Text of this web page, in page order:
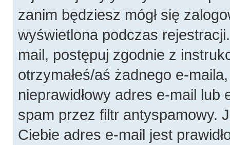
zanim będziesz mógł się
wyświetlona podczas
mail, postępuj zgodnie z
otrzymałeś/aś żadnego e-
nieprawidłowy adres e-mail lub
spam przez filtr antyspamowy.
Ciebie adres e-mail jest